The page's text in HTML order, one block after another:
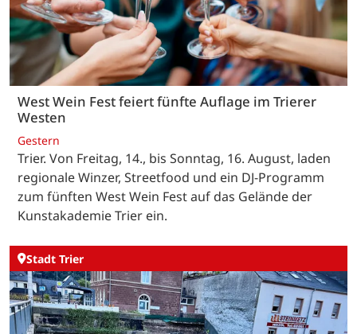
West Wein Fest feiert fünfte Auflage im Trierer
Westen
Gestern
Trier. Von Freitag, 14., bis Sonntag, 16. August, laden
regionale Winzer, Streetfood und ein DJ-Programm
zum fünften West Wein Fest auf das Gelände der
Kunstakademie Trier ein.
Stadt Trier